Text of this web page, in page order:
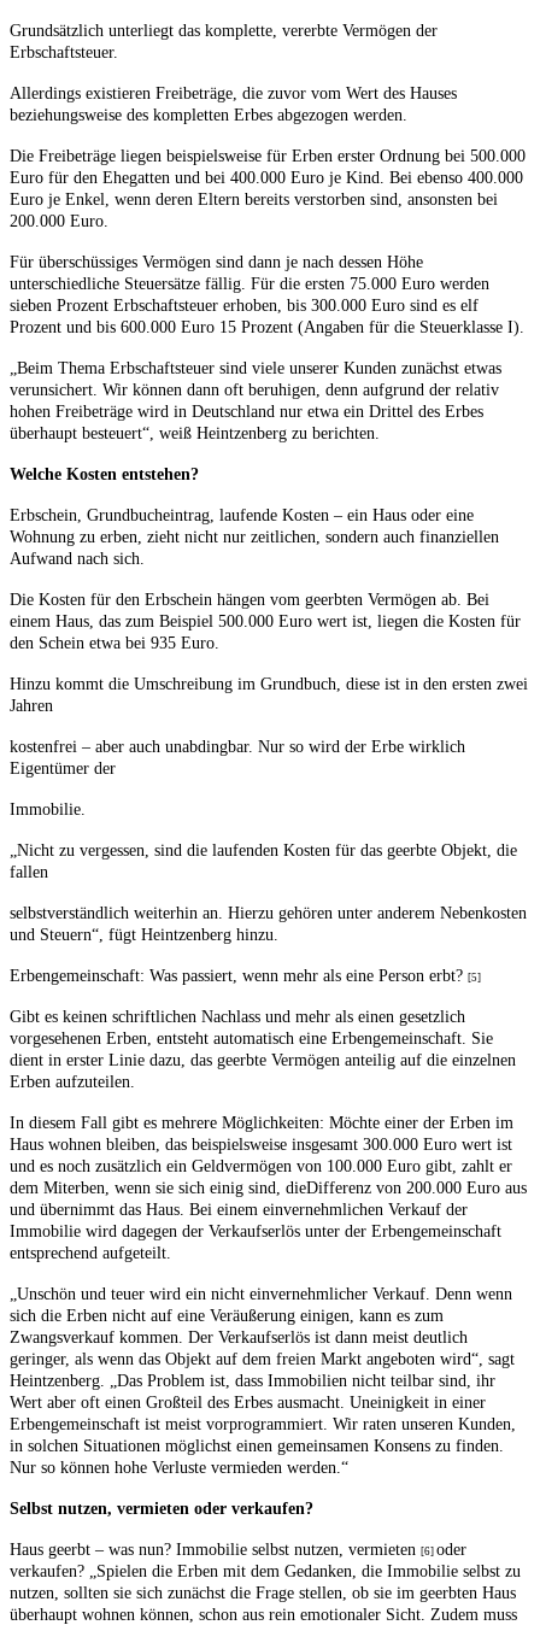
Grundsätzlich unterliegt das komplette, vererbte Vermögen der
Erbschaftsteuer.
Allerdings existieren Freibeträge, die zuvor vom Wert des Hauses
beziehungsweise des kompletten Erbes abgezogen werden.
Die Freibeträge liegen beispielsweise für Erben erster Ordnung bei 500.000
Euro für den Ehegatten und bei 400.000 Euro je Kind. Bei ebenso 400.000
Euro je Enkel, wenn deren Eltern bereits verstorben sind, ansonsten bei
200.000 Euro.
Für überschüssiges Vermögen sind dann je nach dessen Höhe
unterschiedliche Steuersätze fällig. Für die ersten 75.000 Euro werden
sieben Prozent Erbschaftsteuer erhoben, bis 300.000 Euro sind es elf
Prozent und bis 600.000 Euro 15 Prozent (Angaben für die Steuerklasse I).
„Beim Thema Erbschaftsteuer sind viele unserer Kunden zunächst etwas
verunsichert. Wir können dann oft beruhigen, denn aufgrund der relativ
hohen Freibeträge wird in Deutschland nur etwa ein Drittel des Erbes
überhaupt besteuert“, weiß Heintzenberg zu berichten.
Welche Kosten entstehen?
Erbschein, Grundbucheintrag, laufende Kosten – ein Haus oder eine
Wohnung zu erben, zieht nicht nur zeitlichen, sondern auch finanziellen
Aufwand nach sich.
Die Kosten für den Erbschein hängen vom geerbten Vermögen ab. Bei
einem Haus, das zum Beispiel 500.000 Euro wert ist, liegen die Kosten für
den Schein etwa bei 935 Euro.
Hinzu kommt die Umschreibung im Grundbuch, diese ist in den ersten zwei
Jahren
kostenfrei – aber auch unabdingbar. Nur so wird der Erbe wirklich
Eigentümer der
Immobilie.
„Nicht zu vergessen, sind die laufenden Kosten für das geerbte Objekt, die
fallen
selbstverständlich weiterhin an. Hierzu gehören unter anderem Nebenkosten
und Steuern“, fügt Heintzenberg hinzu.
Erbengemeinschaft: Was passiert, wenn mehr als eine Person erbt? [5]
Gibt es keinen schriftlichen Nachlass und mehr als einen gesetzlich
vorgesehenen Erben, entsteht automatisch eine Erbengemeinschaft. Sie
dient in erster Linie dazu, das geerbte Vermögen anteilig auf die einzelnen
Erben aufzuteilen.
In diesem Fall gibt es mehrere Möglichkeiten: Möchte einer der Erben im
Haus wohnen bleiben, das beispielsweise insgesamt 300.000 Euro wert ist
und es noch zusätzlich ein Geldvermögen von 100.000 Euro gibt, zahlt er
dem Miterben, wenn sie sich einig sind, dieDifferenz von 200.000 Euro aus
und übernimmt das Haus. Bei einem einvernehmlichen Verkauf der
Immobilie wird dagegen der Verkaufserlös unter der Erbengemeinschaft
entsprechend aufgeteilt.
„Unschön und teuer wird ein nicht einvernehmlicher Verkauf. Denn wenn
sich die Erben nicht auf eine Veräußerung einigen, kann es zum
Zwangsverkauf kommen. Der Verkaufserlös ist dann meist deutlich
geringer, als wenn das Objekt auf dem freien Markt angeboten wird“, sagt
Heintzenberg. „Das Problem ist, dass Immobilien nicht teilbar sind, ihr
Wert aber oft einen Großteil des Erbes ausmacht. Uneinigkeit in einer
Erbengemeinschaft ist meist vorprogrammiert. Wir raten unseren Kunden,
in solchen Situationen möglichst einen gemeinsamen Konsens zu finden.
Nur so können hohe Verluste vermieden werden.“
Selbst nutzen, vermieten oder verkaufen?
Haus geerbt – was nun? Immobilie selbst nutzen, vermieten [6] oder
verkaufen? „Spielen die Erben mit dem Gedanken, die Immobilie selbst zu
nutzen, sollten sie sich zunächst die Frage stellen, ob sie im geerbten Haus
überhaupt wohnen können, schon aus rein emotionaler Sicht. Zudem muss